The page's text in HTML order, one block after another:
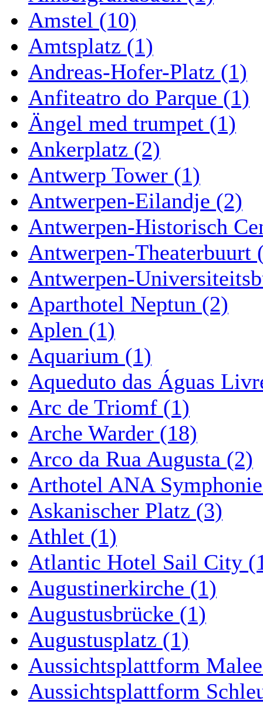
Amstel (10)
Amtsplatz (1)
Andreas-Hofer-Platz (1)
Anfiteatro do Parque (1)
Ängel med trumpet (1)
Ankerplatz (2)
Antwerp Tower (1)
Antwerpen-Eilandje (2)
Antwerpen-Historisch
Antwerpen-Theaterbuurt
Antwerpen-
Aparthotel Neptun (2)
Aplen (1)
Aquarium (1)
Aqueduto das Águas
Arc de Triomf (1)
Arche Warder (18)
Arco da Rua Augusta (2)
Arthotel ANA
Askanischer Platz (3)
Athlet (1)
Atlantic Hotel Sail City
Augustinerkirche (1)
Augustusbrücke (1)
Augustusplatz (1)
Aussichtsplattform
Aussichtsplattform